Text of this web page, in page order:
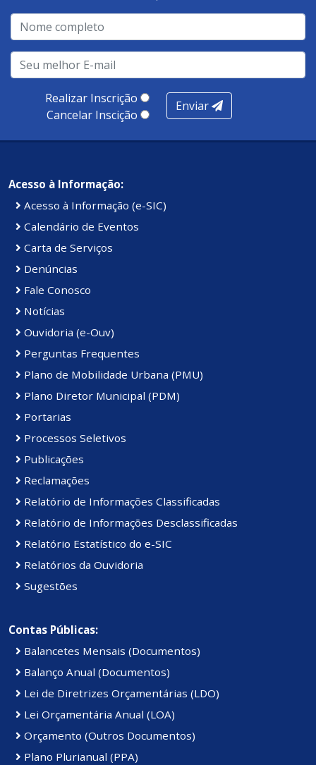
qualidade no atendimento remoto, gestão, oferta /
realização de soluções, ambiente de negócios,
infraestrutura, presença digital e cobertura e
produtividade. Somados, todos as categorias totalizam
Kennedy.Realizar Inscrição
Cancelar Inscição
Enviar
Acesso à Informação:
Acesso à Informação (e-SIC)
Calendário de Eventos
Carta de Serviços
Denúncias
Fale Conosco
Notícias
Ouvidoria (e-Ouv)
Perguntas Frequentes
Plano de Mobilidade Urbana (PMU)
Plano Diretor Municipal (PDM)
Portarias
Processos Seletivos
Publicações
Reclamações
Relatório de Informações Classificadas
Relatório de Informações Desclassificadas
Relatório Estatístico do e-SIC
Relatórios da Ouvidoria
Sugestões
Contas Públicas:
Balancetes Mensais (Documentos)
Balanço Anual (Documentos)
Lei de Diretrizes Orçamentárias (LDO)
Lei Orçamentária Anual (LOA)
Orçamento (Outros Documentos)
Plano Plurianual (PPA)